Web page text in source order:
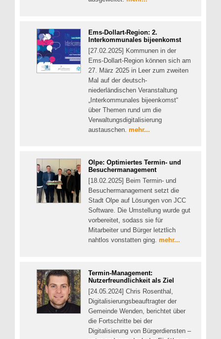
Ems-Dollart-Region: 2.
Interkommunales bijeenkomst
[27.02.2025] Kommunen in der
Ems-Dollart-Region können sich am
27. März 2025 in Leer zum zweiten
Mal auf der deutsch-
niederländischen Veranstaltung
„Interkommunales bijeenkomst“
über Themen rund um die
Verwaltungsdigitalisierung
austauschen. mehr...
Olpe: Optimiertes Termin- und
Besuchermanagement
[18.02.2025] Beim Termin- und
Besuchermanagement setzt die
Stadt Olpe auf Lösungen von JCC
Software. Die Umstellung wurde gut
vorbereitet, sodass sie für
Mitarbeiter und Bürger letztlich
nahtlos vonstatten ging. mehr...
Termin-Management:
Nutzerfreundlichkeit als Ziel
[24.05.2024] Chris Rosenthal,
Digitalisierungsbeauftragter der
Gemeinde Wenden, berichtet über
die Fortschritte bei der
Digitalisierung von Bürgerdiensten –